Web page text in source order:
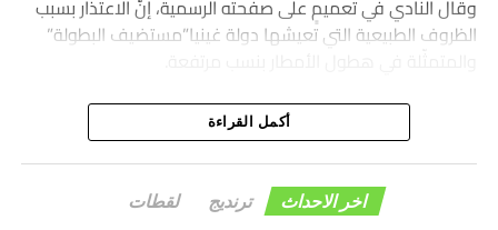
وقال النادي في تعميمٍ على صفحته الرسمية، إنّ الاعتذار بسبب
الظروف الطبيعية التي تعيشها دولة غينيا”مستضيف البطولة”
أكمل القراءة
اخر الاحداث ترنديج لقطات